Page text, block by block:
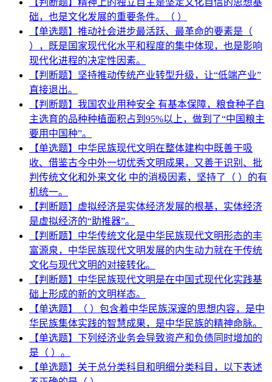
础，也是文化发展的重要条件。（ ）
【单选题】推动社会进步最活跃、最革命的要素是（
），既是国家现代化水平和程度的集中体现，也是影响
现代化进程的决定性因素。
【判断题】坚持推动传统产业转型升级，让“低端产业”
直接退出。
【判断题】我国农业用种安全 有基本保障，粮食种子自
主选育的品种种植面积占到95%以上，做到了“中国粮主
要用中国种”。
【单选题】中华民族现代文明在整体建构中既善于吸
收、借鉴古今中外一切优秀文明成果，又善于识别、批
判传统文化和外来文化 中的消极因素，坚持了（ ）的有
机统一。
【判断题】虚拟经济是实体经济发展的根基，实体经济
是虚拟经济的“助推器”。
【判断题】中华传统文化是中华民族现代文明形态的丰
富源泉，中华民族现代文明发展的内生动力就在于传统
文化与现代文明的对接转化。
【判断题】中华民族现代文明是在中国式现代化实践基
础上形成的新的文明样态。
【单选题】（ ）包含着中华民族深邃的思想内容，是中
华民族集体实践的智慧成果，是中华民族的精神命脉。
【单选题】下列经济业务会导致资产和负债同时增加的
是（ ）。
【单选题】关于总分类科目和明细分类科目，以下表述